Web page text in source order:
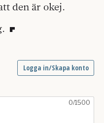
den är okej.